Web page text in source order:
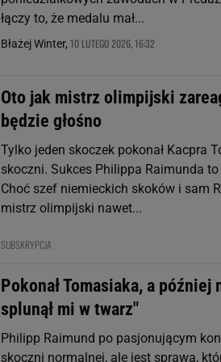
łączy to, że medalu mał...
Błażej Winter, 10 LUTEGO 2026, 16:32
Oto jak mistrz olimpijski
będzie głośno
Tylko jeden skoczek pokonał Kacpra
skoczni. Sukces Philippa Raimunda
Choć szef niemieckich skoków i sam
mistrz olimpijski nawet...
SUBSKRYPCJA
Pokonał Tomasiaka, a
splunął mi w twarz"
Philipp Raimund po pasjonującym
skoczni normalnej, ale jest sprawa,